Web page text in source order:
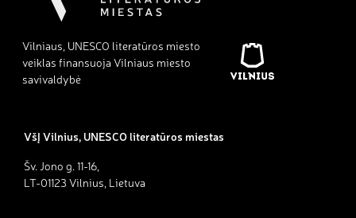
Vilniaus, UNESCO literatūros miesto
veiklas finansuoja Vilniaus miesto
savivaldybė
VšĮ Vilnius, UNESCO literatūros miestas
Šv. Jono g. 11-16,
LT-01123 Vilnius, Lietuva